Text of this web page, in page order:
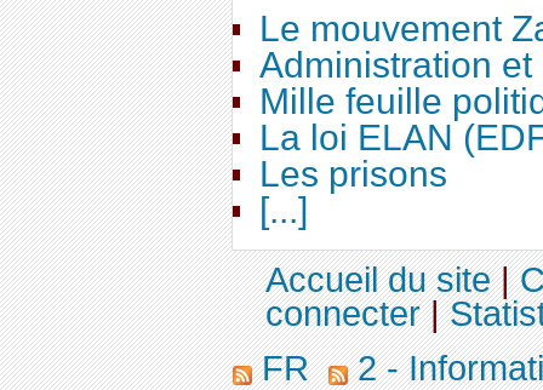
Le mouvement
Administration
Mille feuille
La loi ELAN
Les prisons
[...]
Accueil du site|
connecter|
FR
2 -